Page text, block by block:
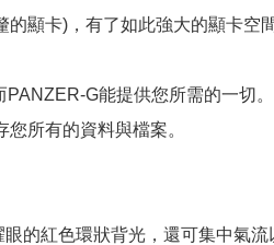
顯卡)，有了如此強大的顯卡
G能提供您所需的一切
所有的資料與檔案。
的紅色環狀背光，還可集中氣